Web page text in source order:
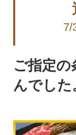
7/
ご指定
んでした